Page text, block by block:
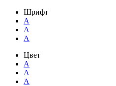
Шрифт
A
A
A
Цвет
A
A
A